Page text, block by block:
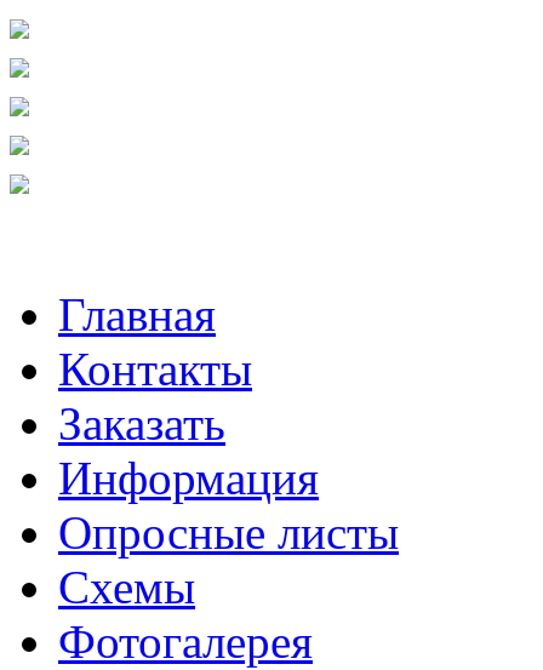
Главная
Контакты
Заказать
Информация
Опросные листы
Схемы
Фотогалерея